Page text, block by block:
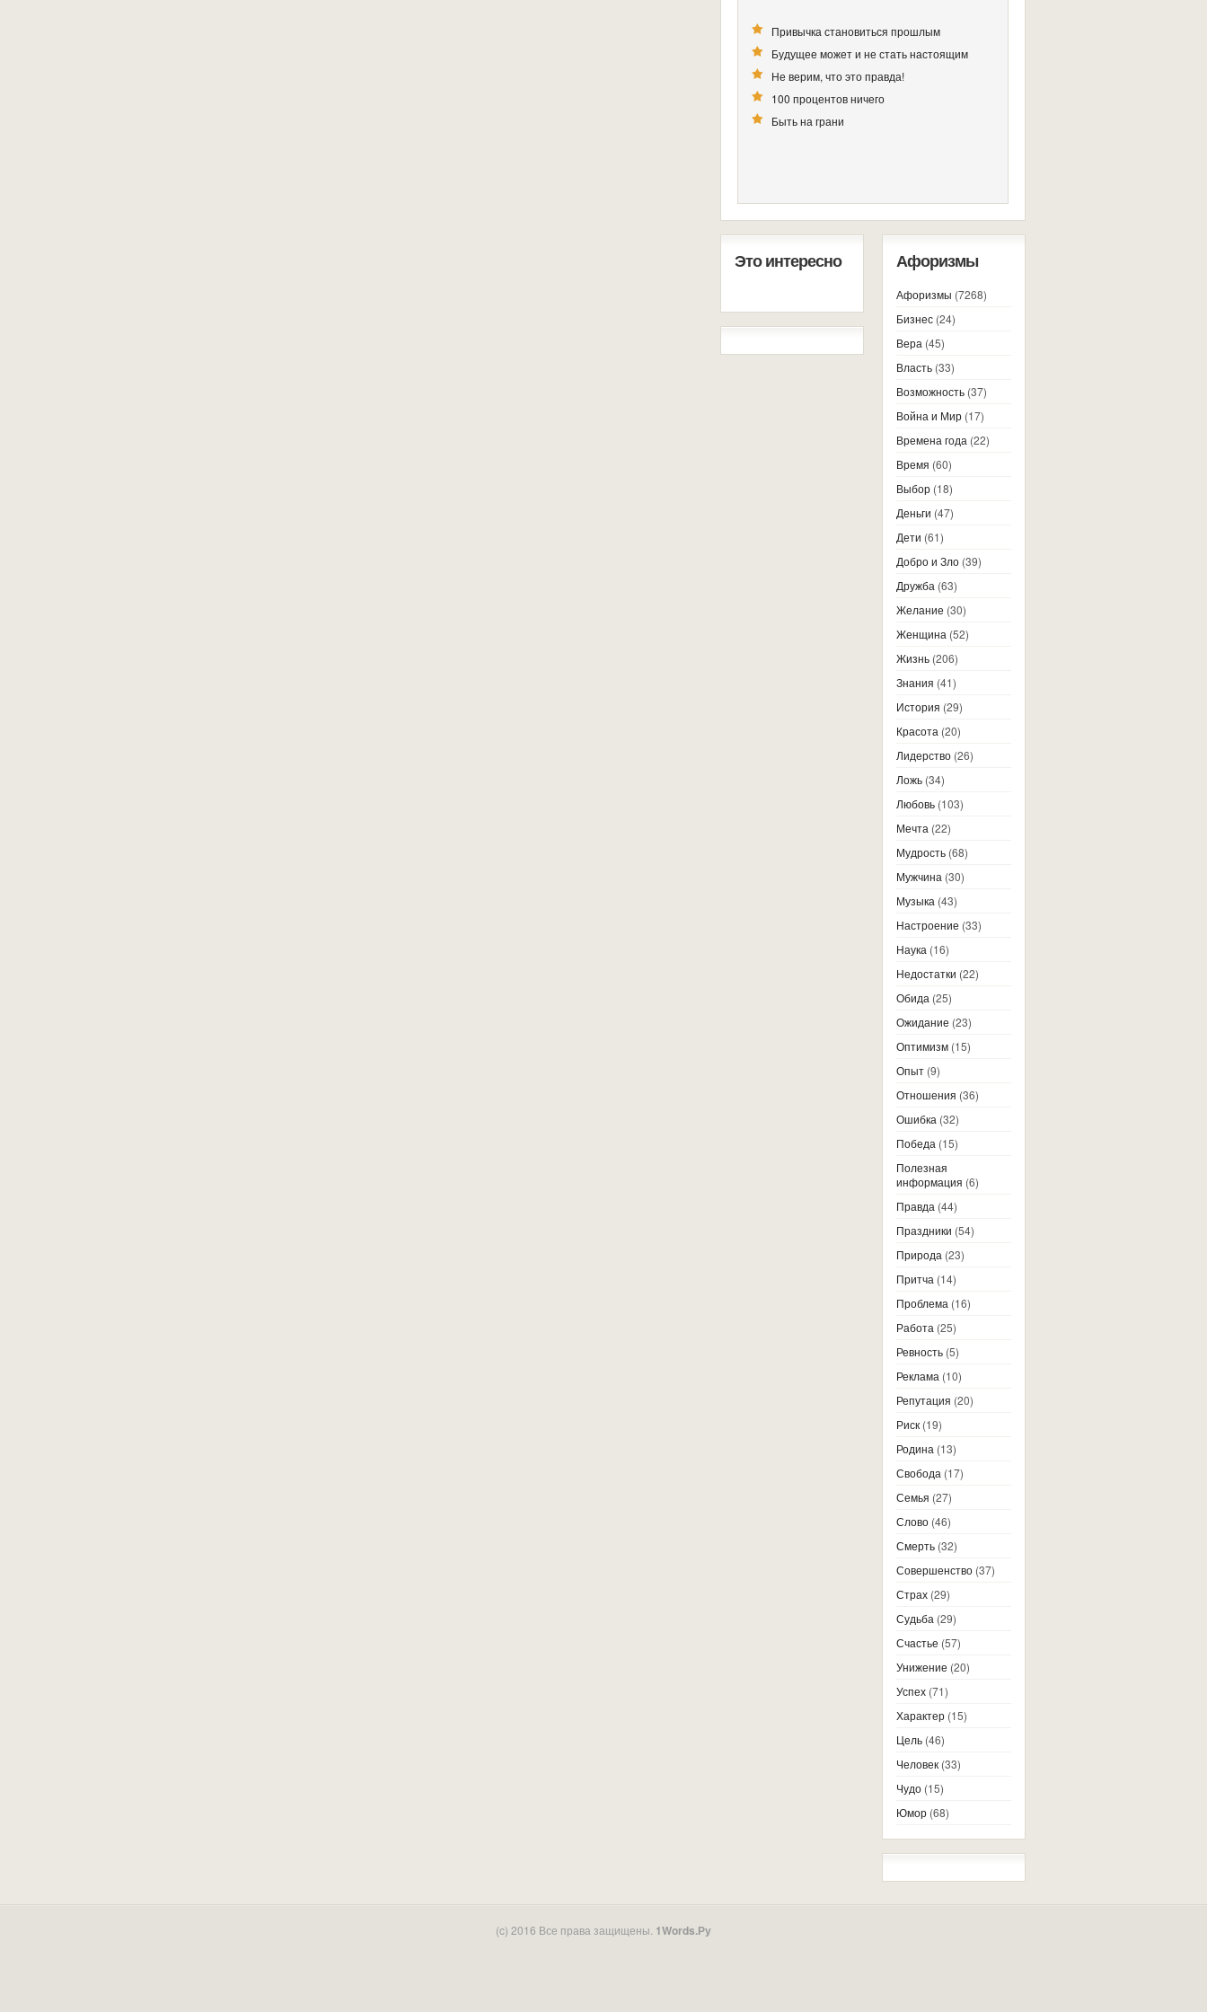
Привычка становиться прошлым
Будущее может и не стать настоящим
Не верим, что это правда!
100 процентов ничего
Быть на грани
Это интересно Афоризмы
Афоризмы (7268)
Бизнес (24)
Вера (45)
Власть (33)
Возможность (37)
Война и Мир (17)
Времена года (22)
Время (60)
Выбор (18)
Деньги (47)
Дети (61)
Добро и Зло (39)
Дружба (63)
Желание (30)
Женщина (52)
Жизнь (206)
Знания (41)
История (29)
Красота (20)
Лидерство (26)
Ложь (34)
Любовь (103)
Мечта (22)
Мудрость (68)
Мужчина (30)
Музыка (43)
Настроение (33)
Наука (16)
Недостатки (22)
Обида (25)
Ожидание (23)
Оптимизм (15)
Опыт (9)
Отношения (36)
Ошибка (32)
Победа (15)
Полезная
информация (6)
Правда (44)
Праздники (54)
Природа (23)
Притча (14)
Проблема (16)
Работа (25)
Ревность (5)
Реклама (10)
Репутация (20)
Риск (19)
Родина (13)
Свобода (17)
Семья (27)
Слово (46)
Смерть (32)
Совершенство (37)
Страх (29)
Судьба (29)
Счастье (57)
Унижение (20)
Успех (71)
Характер (15)
Цель (46)
Человек (33)
Чудо (15)
Юмор (68)
(c) 2016 Все права защищены. 1Words.Ру